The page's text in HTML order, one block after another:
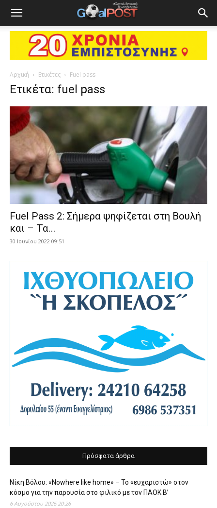
Αρχική Ετικέτες Fuel pass
Ετικέτα: fuel pass
Fuel Pass 2: Σήμερα ψηφίζεται στη Βουλή
και – Τα...
30 Ιουνίου 2022 09:51
Πρόσφατα άρθρα
Νίκη Βόλου: «Nowhere like home» – Το «ευχαριστώ» στον
κόσμο για την παρουσία στο φιλικό με τον ΠΑΟΚ Β’
6 Αυγούστου 2026 20:26